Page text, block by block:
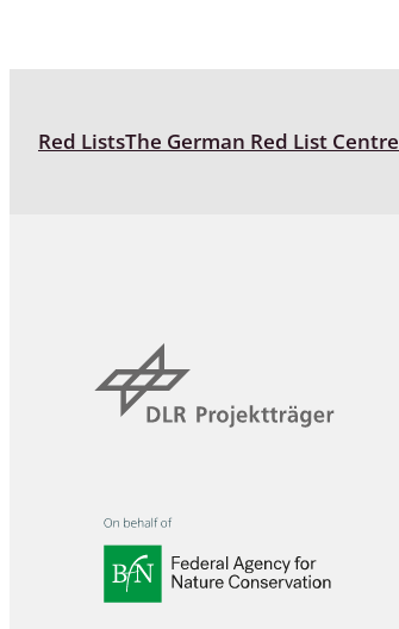
Red ListsThe German Red List Centre